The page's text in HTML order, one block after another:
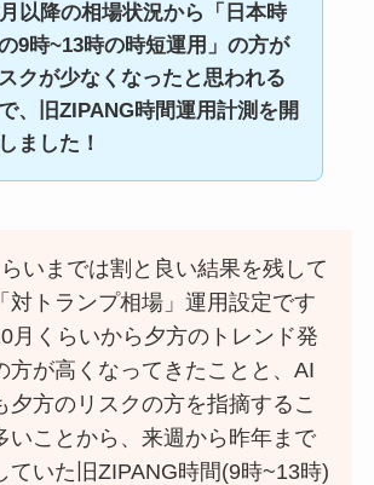
以降の相場状況から「日本時
9時~13時の時短運用」の方が
クが少なくなったと思われる
、旧ZIPANG時間運用計測を開
ました！
いまでは割と良い結果を残して
対トランプ相場」運用設定です
月くらいから夕方のトレンド発
方が高くなってきたことと、AI
夕方のリスクの方を指摘するこ
いことから、来週から昨年まで
ていた旧ZIPANG時間(9時~13時)